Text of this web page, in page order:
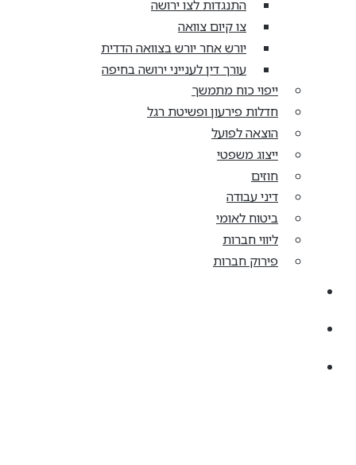
התנגדות לצו ירושה
צו קיום צוואה
יורש אחר יורש בצוואה הדדית
עורך דין לענייני ירושה בחיפה
ייפוי כוח מתמשך
חדלות פירעון ופשיטת רגל
הוצאה לפועל
ייצוג משפטי
חוזים
דיני עבודה
ביטוח לאומי
ליווי חברות
פירוק חברות